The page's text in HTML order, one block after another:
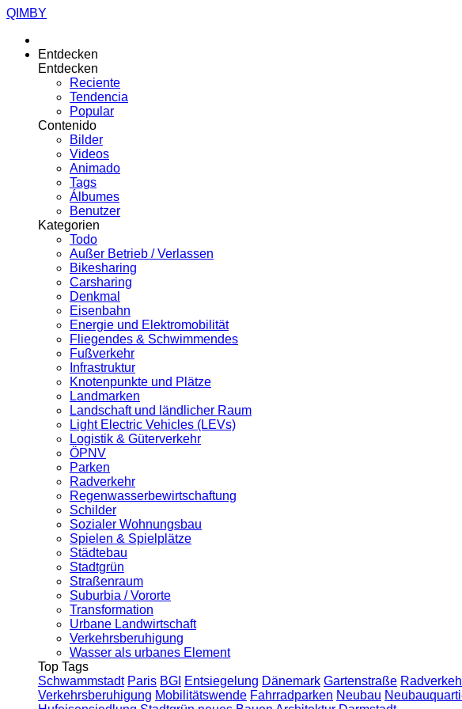
QIMBY
Entdecken
Entdecken
Reciente
Tendencia
Popular
Contenido
Bilder
Videos
Animado
Tags
Álbumes
Benutzer
Kategorien
Todo
Außer Betrieb / Verlassen
Bikesharing
Carsharing
Denkmal
Eisenbahn
Energie und Elektromobilität
Fliegendes & Schwimmendes
Fußverkehr
Infrastruktur
Knotenpunkte und Plätze
Landmarken
Landschaft und ländlicher Raum
Light Electric Vehicles (LEVs)
Logistik & Güterverkehr
ÖPNV
Parken
Radverkehr
Regenwasserbewirtschaftung
Schilder
Sozialer Wohnungsbau
Spielen & Spielplätze
Städtebau
Stadtgrün
Straßenraum
Suburbia / Vororte
Transformation
Urbane Landwirtschaft
Verkehrsberuhigung
Wasser als urbanes Element
Top Tags
Schwammstadt Paris BGI Entsiegelung Dänemark Gartenstraße
Verkehrsberuhigung Mobilitätswende Fahrradparken Neubau